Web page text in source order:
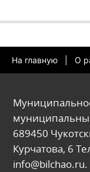
На главную О
689450
Курчатова, 6
info@bilchao.ru.